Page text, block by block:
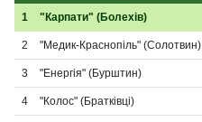
1 "Карпати" (Болехів)
2 "Медик-Краснопіль" (Солотвин)
3 "Енергія" (Бурштин)
4 "Колос" (Братківці)